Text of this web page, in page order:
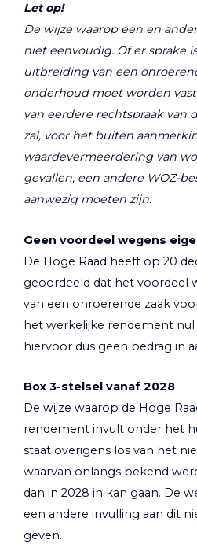
Let op!
De wijze waarop een en
niet eenvoudig. Of er sprake
uitbreiding van een
onderhoud moet worden
van eerdere rechtspraak van
zal, voor het buiten
waardevermeerdering van
gevallen, een andere WOZ-
aanwezig moeten zijn.
Geen voordeel wegens
De Hoge Raad heeft op 20
geoordeeld dat het voordeel
van een onroerende zaak
het werkelijke rendement
hiervoor dus geen bedrag in
Box 3-stelsel vanaf 2028
De wijze waarop de Hoge
rendement invult onder het
staat overigens los van het
waarvan onlangs bekend
dan in 2028 in kan gaan. De
een andere invulling aan dit
geven.